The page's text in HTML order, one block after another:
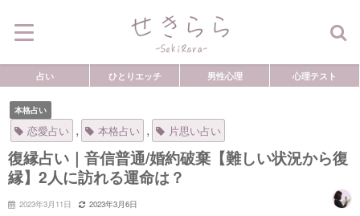
占い ひとりエッチ 男性心理 心理テスト
本格占い
恋愛占い , 本格占い , 片思い占い
復縁占い｜音信普通/婚約破棄【難しい状況から復
縁】2人に訪れる運命は？
2023年3月11日 2023年3月6日